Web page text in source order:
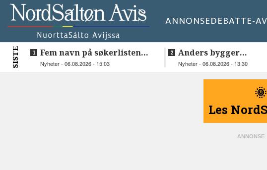
ANNONSEDEBATTE-
SISTE
Fem navn på søkerlisten
til toppjobben i
Nyheter - 06.08.2026 - 15:03
Anders bygger
teknologiselskap fra
Nyheter - 06.08.2026 - 13:30
Les